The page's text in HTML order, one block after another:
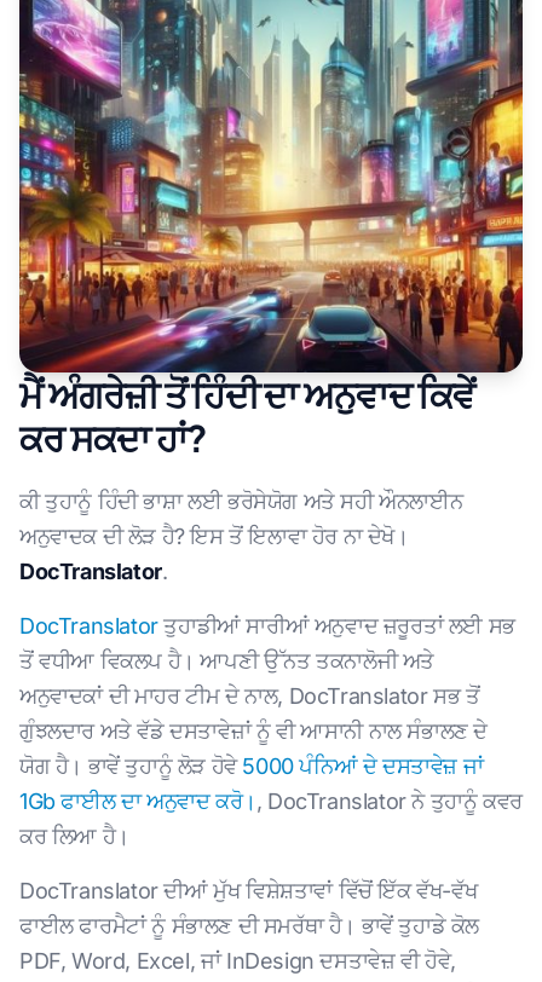
ਮੈਂ ਅੰਗਰੇਜ਼ੀ ਤੋਂ ਹਿੰਦੀ ਦਾ ਅਨੁਵਾਦ ਕਿਵੇਂ
ਕਰ ਸਕਦਾ ਹਾਂ?
ਕੀ ਤੁਹਾਨੂੰ ਹਿੰਦੀ ਭਾਸ਼ਾ ਲਈ ਭਰੋਸੇਯੋਗ ਅਤੇ ਸਹੀ ਔਨਲਾਈਨ
ਅਨੁਵਾਦਕ ਦੀ ਲੋੜ ਹੈ? ਇਸ ਤੋਂ ਇਲਾਵਾ ਹੋਰ ਨਾ ਦੇਖੋ।
DocTranslator.
DocTranslatorਤੁਹਾਡੀਆਂ ਸਾਰੀਆਂ ਅਨੁਵਾਦ ਜ਼ਰੂਰਤਾਂ ਲਈ ਸਭ
ਤੋਂ ਵਧੀਆ ਵਿਕਲਪ ਹੈ। ਆਪਣੀ ਉੱਨਤ ਤਕਨਾਲੋਜੀ ਅਤੇ
ਅਨੁਵਾਦਕਾਂ ਦੀ ਮਾਹਰ ਟੀਮ ਦੇ ਨਾਲ, DocTranslator ਸਭ ਤੋਂ
ਗੁੰਝਲਦਾਰ ਅਤੇ ਵੱਡੇ ਦਸਤਾਵੇਜ਼ਾਂ ਨੂੰ ਵੀ ਆਸਾਨੀ ਨਾਲ ਸੰਭਾਲਣ ਦੇ
ਯੋਗ ਹੈ। ਭਾਵੇਂ ਤੁਹਾਨੂੰ ਲੋੜ ਹੋਵੇ5000 ਪੰਨਿਆਂ ਦੇ ਦਸਤਾਵੇਜ਼ ਜਾਂ
1Gb ਫਾਈਲ ਦਾ ਅਨੁਵਾਦ ਕਰੋ। , DocTranslator ਨੇ ਤੁਹਾਨੂੰ ਕਵਰ
ਕਰ ਲਿਆ ਹੈ।
DocTranslator ਦੀਆਂ ਮੁੱਖ ਵਿਸ਼ੇਸ਼ਤਾਵਾਂ ਵਿੱਚੋਂ ਇੱਕ ਵੱਖ-ਵੱਖ
ਫਾਈਲ ਫਾਰਮੈਟਾਂ ਨੂੰ ਸੰਭਾਲਣ ਦੀ ਸਮਰੱਥਾ ਹੈ। ਭਾਵੇਂ ਤੁਹਾਡੇ ਕੋਲ
PDF, Word, Excel, ਜਾਂ InDesign ਦਸਤਾਵੇਜ਼ ਵੀ ਹੋਵੇ,